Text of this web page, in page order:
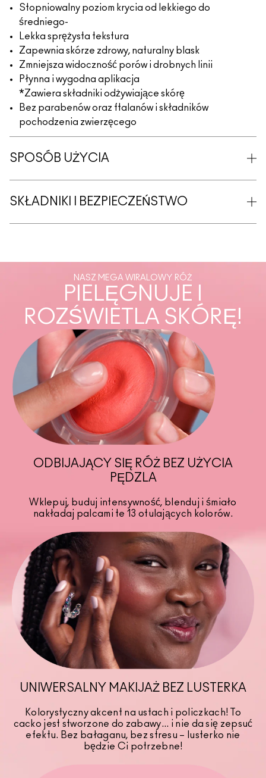
Stopniowalny poziom krycia od lekkiego do
średniego-
Lekka sprężysta tekstura
Zapewnia skórze zdrowy, naturalny blask
Zmniejsza widoczność porów i drobnych linii
Płynna i wygodna aplikacja
*Zawiera składniki odżywiające skórę
Bez parabenów oraz ftalanów i składników
pochodzenia zwierzęcego
SPOSÓB UŻYCIA
SKŁADNIKI I BEZPIECZEŃSTWO
NASZ MEGA WIRALOWY RÓŻ
PIELĘGNUJE I
ROZŚWIETLA SKÓRĘ!
ODBIJAJĄCY SIĘ RÓŻ BEZ UŻYCIA
PĘDZLA
Wklepuj, buduj intensywność, blenduj i śmiało
nakładaj palcami te 13 otulających kolorów.
UNIWERSALNY MAKIJAŻ BEZ LUSTERKA
Kolorystyczny akcent na ustach i policzkach! To
cacko jest stworzone do zabawy... i nie da się zepsuć
efektu. Bez bałaganu, bez stresu – lusterko nie
będzie Ci potrzebne!